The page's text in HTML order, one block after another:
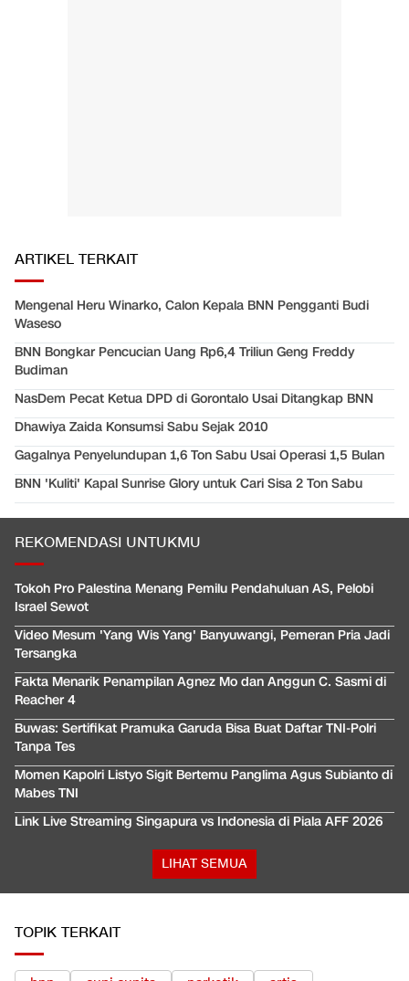
ARTIKEL TERKAIT
Mengenal Heru Winarko, Calon Kepala BNN Pengganti Budi
Waseso
BNN Bongkar Pencucian Uang Rp6,4 Triliun Geng Freddy
Budiman
NasDem Pecat Ketua DPD di Gorontalo Usai Ditangkap BNN
Dhawiya Zaida Konsumsi Sabu Sejak 2010
Gagalnya Penyelundupan 1,6 Ton Sabu Usai Operasi 1,5 Bulan
BNN 'Kuliti' Kapal Sunrise Glory untuk Cari Sisa 2 Ton Sabu
REKOMENDASI UNTUKMU
Tokoh Pro Palestina Menang Pemilu Pendahuluan AS, Pelobi
Israel Sewot
Video Mesum 'Yang Wis Yang' Banyuwangi, Pemeran Pria Jadi
Tersangka
Fakta Menarik Penampilan Agnez Mo dan Anggun C. Sasmi di
Reacher 4
Buwas: Sertifikat Pramuka Garuda Bisa Buat Daftar TNI-Polri
Tanpa Tes
Momen Kapolri Listyo Sigit Bertemu Panglima Agus Subianto di
Mabes TNI
Link Live Streaming Singapura vs Indonesia di Piala AFF 2026
LIHAT SEMUA
TOPIK TERKAIT